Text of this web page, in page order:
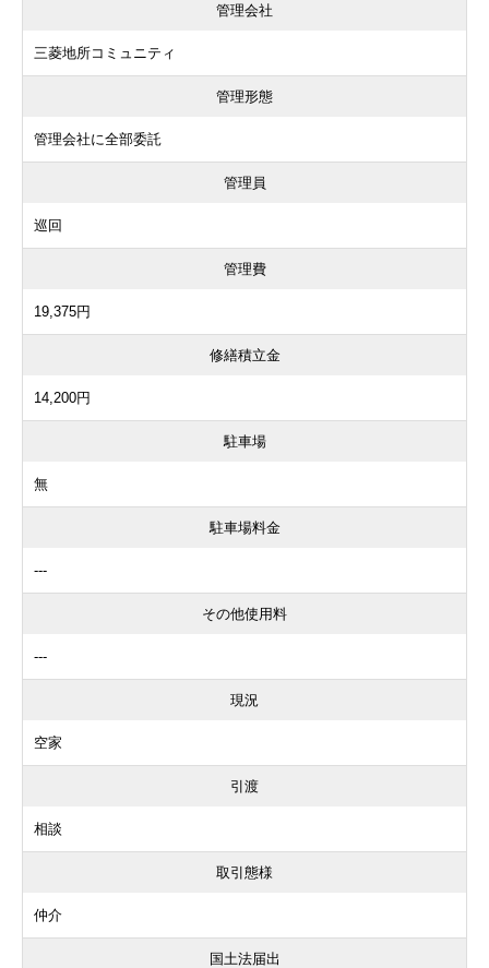
管理会社
三菱地所コミュニティ
管理形態
管理会社に全部委託
管理員
巡回
管理費
19,375円
修繕積立金
14,200円
駐車場
無
駐車場料金
---
その他使用料
---
現況
空家
引渡
相談
取引態様
仲介
国土法届出